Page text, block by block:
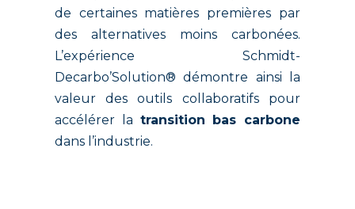
de certaines matières premières par
des alternatives moins carbonées.
L’expérience Schmidt-
Decarbo’Solution® démontre ainsi la
valeur des outils collaboratifs pour
accélérer la transition bas carbone
dans l’industrie.